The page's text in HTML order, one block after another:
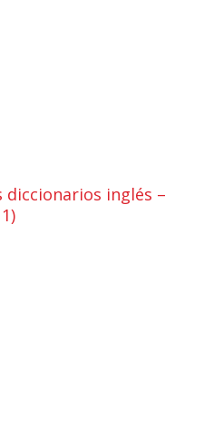
diccionarios inglés –